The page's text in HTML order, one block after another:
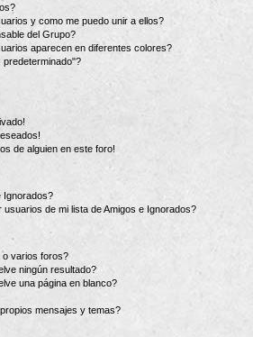
y como me puedo unir a ellos?
del Grupo?
aparecen en diferentes colores?
de alguien en este foro!
Ignorados?
de mi lista de Amigos e Ignorados?
o varios foros?
ningún resultado?
una página en blanco?
mensajes y temas?